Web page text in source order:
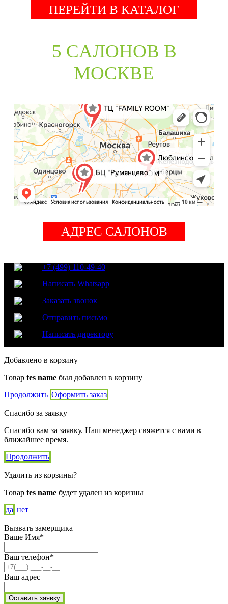
ПЕРЕЙТИ В КАТАЛОГ
5 CАЛОНОВ В
МОСКВЕ
АДРЕС САЛОНОВ
+7 (499) 110-49-40
Написать Whatsapp
Заказать звонок
Отправить письмо
Написать директору
Добавлено в корзину
Товар tes name был добавлен в корзину
Продолжить Оформить заказ
Спасибо за заявку
Спасибо вам за заявку. Наш менеджер свяжется с вами в
ближайшее время.
Продолжить
Удалить из корзины?
Товар tes name будет удален из коризны
да нет
Вызвать замерщика
Ваше Имя*
Ваш телефон*
Ваш адрес
Оставить заявку